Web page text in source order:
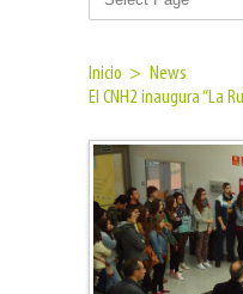
Inicio > News
El CNH2 inaugura “La